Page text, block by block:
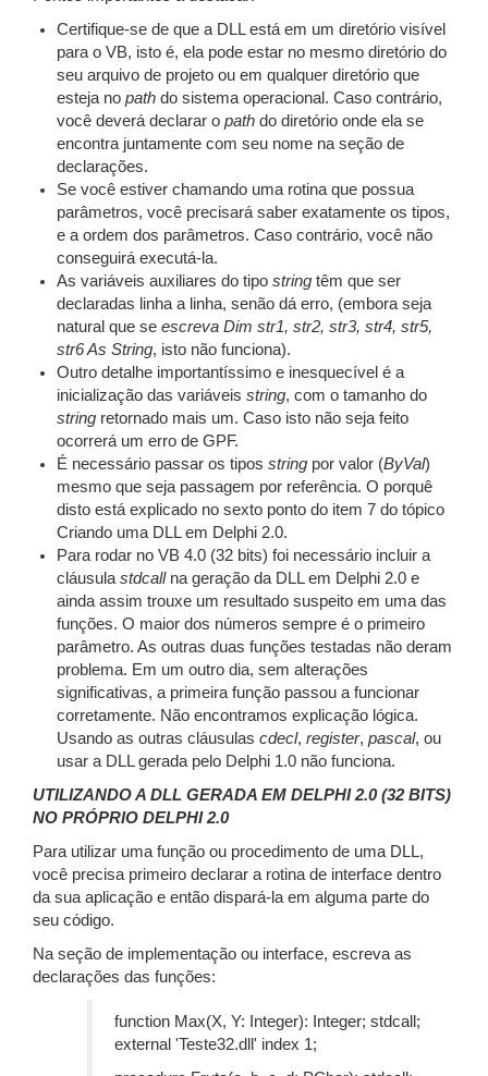
Certifique-se de que a DLL está em um diretório visível
para o VB, isto é, ela pode estar no mesmo diretório do
seu arquivo de projeto ou em qualquer diretório que
esteja nopath do sistema operacional. Caso contrário,
você deverá declarar opath do diretório onde ela se
encontra juntamente com seu nome na seção de
declarações.
Se você estiver chamando uma rotina que possua
parâmetros, você precisará saber exatamente os tipos,
e a ordem dos parâmetros. Caso contrário, você não
conseguirá executá-la.
As variáveis auxiliares do tipostring têm que ser
declaradas linha a linha, senão dá erro, (embora seja
natural que seescreva Dim str1, str2, str3, str4, str5,
str6 As String, isto não funciona).
Outro detalhe importantíssimo e inesquecível é a
inicialização das variáveisstring, com o tamanho do
string retornado mais um. Caso isto não seja feito
ocorrerá um erro de GPF.
É necessário passar os tiposstring por valor (ByVal)
mesmo que seja passagem por referência. O porquê
disto está explicado no sexto ponto do item 7 do tópico
Criando uma DLL em Delphi 2.0.
Para rodar no VB 4.0 (32 bits) foi necessário incluir a
cláusulastdcallna geração da DLL em Delphi 2.0 e
ainda assim trouxe um resultado suspeito em uma das
funções. O maior dos números sempre é o primeiro
parâmetro. As outras duas funções testadas não deram
problema. Em um outro dia, sem alterações
significativas, a primeira função passou a funcionar
corretamente. Não encontramos explicação lógica.
Usando as outras cláusulascdecl,register,pascal, ou
usar a DLL gerada pelo Delphi 1.0 não funciona.
UTILIZANDO A DLL GERADA EM DELPHI 2.0 (32 BITS)
NO PRÓPRIO DELPHI 2.0
Para utilizar uma função ou procedimento de uma DLL,
você precisa primeiro declarar a rotina de interface dentro
da sua aplicação e então dispará-la em alguma parte do
seu código.
Na seção de implementação ou interface, escreva as
declarações das funções:
function Max(X, Y: Integer): Integer; stdcall;
external 'Teste32.dll' index 1;